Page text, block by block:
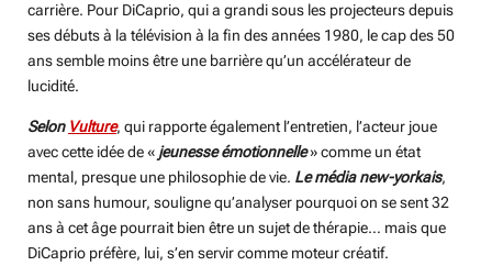
carrière. Pour DiCaprio, qui a grandi sous les projecteurs depuis
ses débuts à la télévision à la fin des années 1980, le cap des 50
ans semble moins être une barrière qu’un accélérateur de
lucidité.
Selon Vulture, qui rapporte également l’entretien, l’acteur joue
avec cette idée de « jeunesse émotionnelle» comme un état
mental, presque une philosophie de vie. Le média new-yorkais,
non sans humour, souligne qu’analyser pourquoi on se sent 32
ans à cet âge pourrait bien être un sujet de thérapie… mais que
DiCaprio préfère, lui, s’en servir comme moteur créatif.